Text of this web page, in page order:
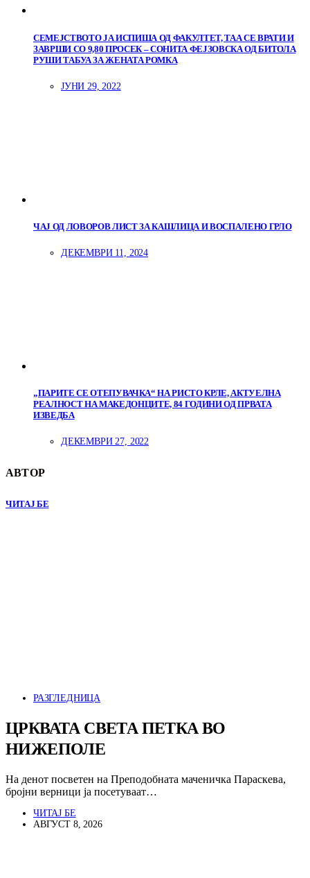
СЕМЕЈСТВОТО ЈА ИСПИША ОД ФАКУЛТЕТ, ТАА СЕ ВРАТИ И
ЗАВРШИ СО 9,80 ПРОСЕК – СОНИТА ФЕЈЗОВСКА ОД БИТОЛА
РУШИ ТАБУА ЗА ЖЕНАТА РОМКА
ЈУНИ 29, 2022
ЧАЈ ОД ЛОВОРОВ ЛИСТ ЗА КАШЛИЦА И ВОСПАЛЕНО ГРЛО
ДЕКЕМВРИ 11, 2024
„ПАРИТЕ СЕ ОТЕПУВАЧКА“ НА РИСТО КРЛЕ, АКТУЕЛНА
РЕАЛНОСТ НА МАКЕДОНЦИТЕ, 84 ГОДИНИ ОД ПРВАТА
ИЗВЕДБА
ДЕКЕМВРИ 27, 2022
АВТОР
ЧИТАЈ БЕ
РАЗГЛЕДНИЦА
ЦРКВАТА СВЕТА ПЕТКА ВО
НИЖЕПОЛЕ
На денот посветен на Преподобната маченичка Параскева,
бројни верници ја посетуваат…
ЧИТАЈ БЕ
АВГУСТ 8, 2026